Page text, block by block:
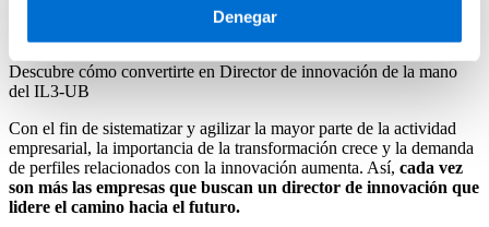
Denegar
Director de innovación
Descubre cómo convertirte en Director de innovación de la mano
del IL3-UB
Con el fin de sistematizar y agilizar la mayor parte de la actividad
empresarial, la importancia de la transformación crece y la demanda
de perfiles relacionados con la innovación aumenta. Así, cada vez
son más las empresas que buscan un director de innovación que
lidere el camino hacia el futuro.